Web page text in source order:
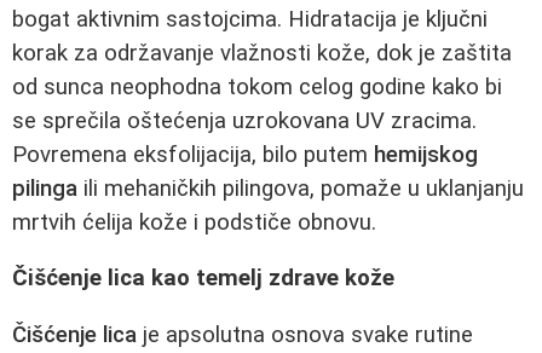
bogat aktivnim sastojcima. Hidratacija je ključni
korak za održavanje vlažnosti kože, dok je zaštita
od sunca neophodna tokom celog godine kako bi
se sprečila oštećenja uzrokovana UV zracima.
Povremena eksfolijacija, bilo putem hemijskog
pilinga ili mehaničkih pilingova, pomaže u uklanjanju
mrtvih ćelija kože i podstiče obnovu.
Čišćenje lica kao temelj zdrave kože
Čišćenje lica je apsolutna osnova svake rutine